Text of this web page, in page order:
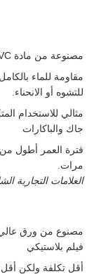
مصنوعة من مادة PVC أو الأسيتات.
مقاومة للماء
للتشوه أو الانحناء.
مثالي للاستخدام
جاك والباكارات
مرات.
العلامات التجارية
مصنوع من ورق
فيلم بلاستيكي
أقل تكلفة ولكن أقل